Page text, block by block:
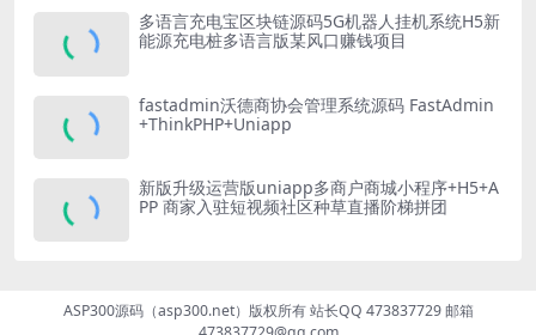
多语言充电宝区块链源码5G机器人挂机系统H5新
能源充电桩多语言版某风口赚钱项目
fastadmin沃德商协会管理系统源码 FastAdmin
+ThinkPHP+Uniapp
新版升级运营版uniapp多商户商城小程序+H5+A
PP 商家入驻短视频社区种草直播阶梯拼团
ASP300源码（asp300.net）版权所有 站长QQ 473837729 邮箱